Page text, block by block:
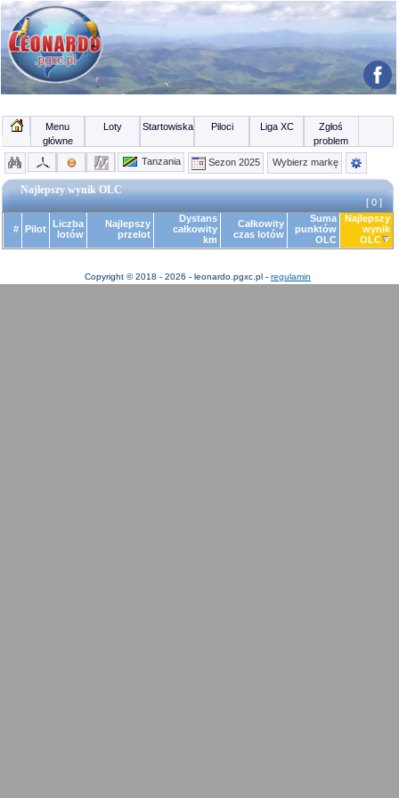
Menu
główne
Loty Startowiska Piloci Liga XC
Zgłoś
problem
Tanzania
Sezon 2025 Wybierz markę
Najlepszy wynik OLC
[ 0 ]
# Pilot Liczba
lotów
Najlepszy
przelot
Dystans
całkowity
km
Całkowity
czas lotów
Suma
punktów
OLC
Najlepszy
wynik
OLC
Copyright © 2018 - 2026 - leonardo.pgxc.pl - regulamin